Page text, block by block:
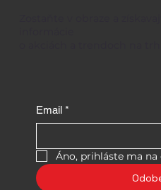
Email *
Áno, prihláste ma na